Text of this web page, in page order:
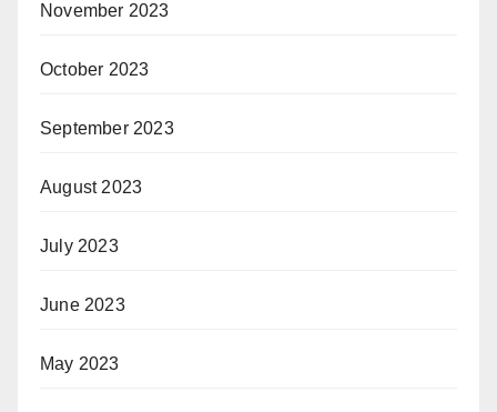
November 2023
October 2023
September 2023
August 2023
July 2023
June 2023
May 2023